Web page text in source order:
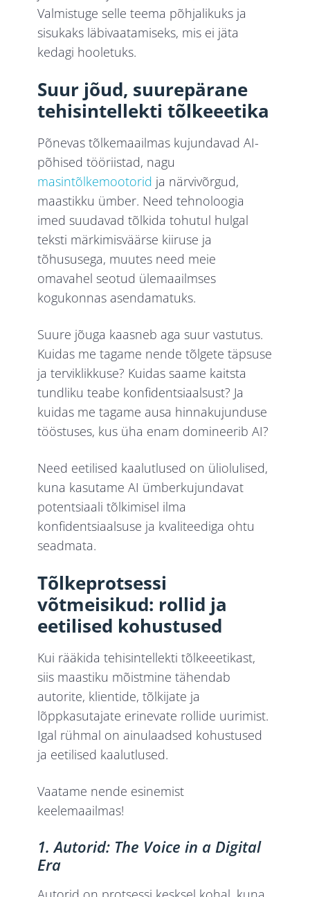
Valmistuge selle teema põhjalikuks ja
sisukaks läbivaatamiseks, mis ei jäta
kedagi hooletuks.
Suur jõud, suurepärane
tehisintellekti tõlkeeetika
Põnevas tõlkemaailmas kujundavad AI-
põhised tööriistad, nagu
masintõlkemootorid ja närvivõrgud,
maastikku ümber. Need tehnoloogia
imed suudavad tõlkida tohutul hulgal
teksti märkimisväärse kiiruse ja
tõhususega, muutes need meie
omavahel seotud ülemaailmses
kogukonnas asendamatuks.
Suure jõuga kaasneb aga suur vastutus.
Kuidas me tagame nende tõlgete täpsuse
ja terviklikkuse? Kuidas saame kaitsta
tundliku teabe konfidentsiaalsust? Ja
kuidas me tagame ausa hinnakujunduse
tööstuses, kus üha enam domineerib AI?
Need eetilised kaalutlused on üliolulised,
kuna kasutame AI ümberkujundavat
potentsiaali tõlkimisel ilma
konfidentsiaalsuse ja kvaliteediga ohtu
seadmata.
Tõlkeprotsessi
võtmeisikud: rollid ja
eetilised kohustused
Kui rääkida tehisintellekti tõlkeeetikast,
siis maastiku mõistmine tähendab
autorite, klientide, tõlkijate ja
lõppkasutajate erinevate rollide uurimist.
Igal rühmal on ainulaadsed kohustused
ja eetilised kaalutlused.
Vaatame nende esinemist
keelemaailmas!
1. Autorid: The Voice in a Digital
Era